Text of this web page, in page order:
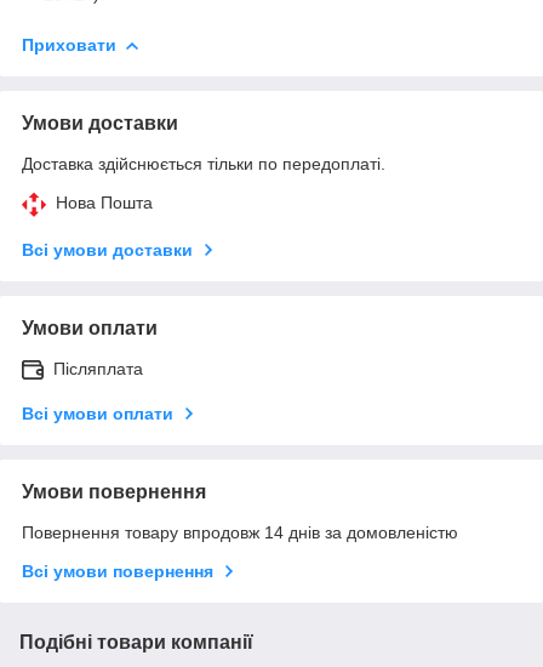
Приховати
Умови доставки
Доставка здійснюється тільки по передоплаті.
Нова Пошта
Всі умови доставки
Умови оплати
Післяплата
Всі умови оплати
Умови повернення
Повернення товару впродовж 14 днів за домовленістю
Всі умови повернення
Подібні товари компанії